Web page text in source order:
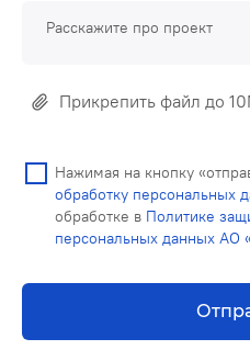
Расскажите про проект
Прикрепить файл до
Нажимая на кнопку
обработку персональных
обработке в Политике
персональных данных АО